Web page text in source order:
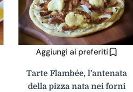
Aggiungi ai preferiti
Tarte Flambée, l’antenata
della pizza nata nei forni